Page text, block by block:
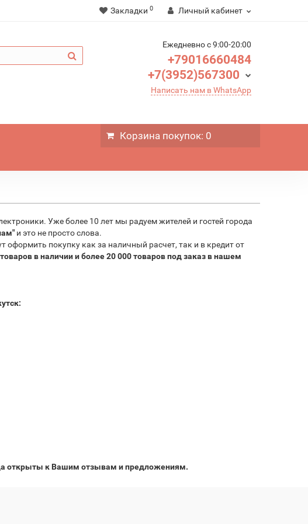
Закладки 0 Личный кабинет
Ежедневно c 9:00-20:00
+79016660484
+7(3952)567300
Написать нам в WhatsApp
Корзина покупок: 0
Уже более 10 лет мы радуем жителей и гостей города
и это не просто слова.
покупку как за наличный расчет, так и в кредит от
в наличии и более 20 000 товаров под заказ в нашем
открыты к Вашим отзывам и предложениям.